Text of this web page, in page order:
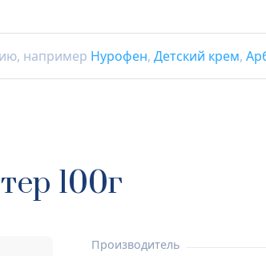
например Нурофен, Детский крем,
100г
Производитель